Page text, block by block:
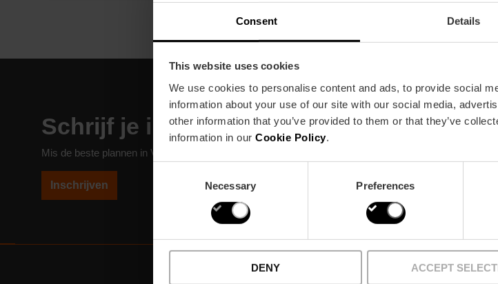
Consent Details
This website uses cookies
We use cookies to personalise content and ads, to provide social
information about your use of our site with our social media,
other information that you’ve provided to them or that they’ve
information in our Cookie Policy
Necessary Preferences
DENY ACCEPT
Schrijf je in voor onze Newsletter!
Mis de beste plannen in Valencia niet!
Inschrijven